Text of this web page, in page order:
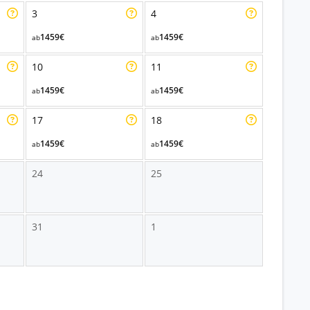
3
ab1459€
4
ab1459€
10
ab1459€
11
ab1459€
17
ab1459€
18
ab1459€
24 25
31 1